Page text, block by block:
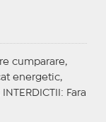
cumparare,
energetic,
INTERDICTII : Fara